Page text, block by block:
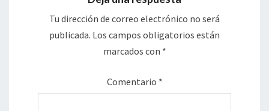
Tu dirección de correo electrónico no será
publicada. Los campos obligatorios están
marcados con *
Comentario *